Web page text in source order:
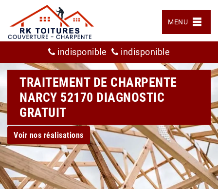
MENU
indisponible indisponible
TRAITEMENT DE CHARPENTE
NARCY 52170 DIAGNOSTIC
GRATUIT
Voir nos réalisations